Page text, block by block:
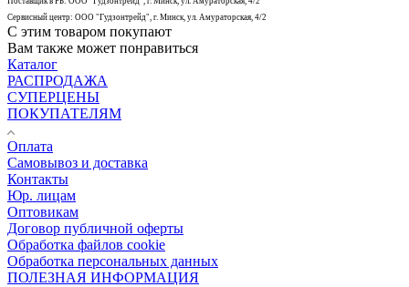
Сервисный центр: ООО "Гудзонтрейд", г. Минск, ул. Амураторская, 4/2
С этим товаром покупают
Вам также может понравиться
Каталог
РАСПРОДАЖА
СУПЕРЦЕНЫ
ПОКУПАТЕЛЯМ
Оплата
Самовывоз и доставка
Контакты
Юр. лицам
Оптовикам
Договор публичной оферты
Обработка файлов cookie
Обработка персональных данных
ПОЛЕЗНАЯ ИНФОРМАЦИЯ